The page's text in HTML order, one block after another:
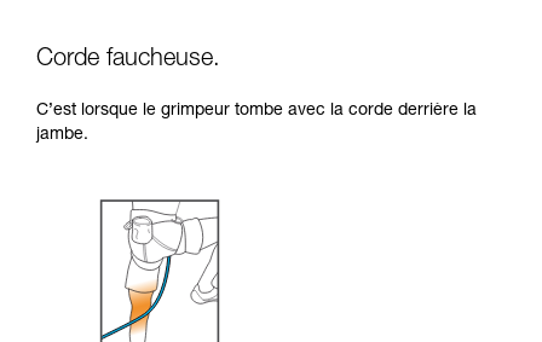
Corde faucheuse.
C’est lorsque le grimpeur tombe avec la corde derrière la
jambe.